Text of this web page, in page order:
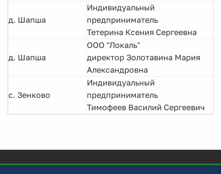
д. Шапша
Индивидуальный
предприниматель
Тетерина Ксения Сергеевна
д. Шапша
ООО
директор Золотавина Мария
Александровна
с. Зенково
Индивидуальный
предприниматель
Тимофеев Василий Сергеевич